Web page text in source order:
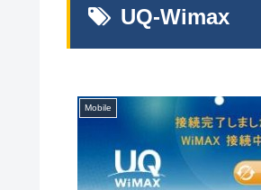
UQ-Wimax
Mobile